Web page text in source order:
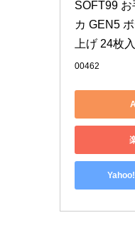
SOFT99
カ GEN5
上げ 24枚
00462